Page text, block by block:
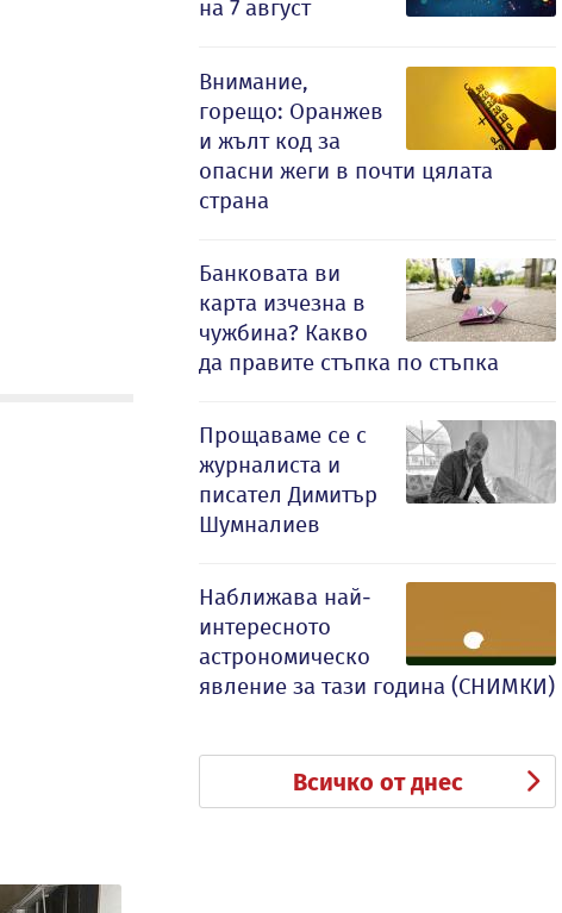
на 7 август
Внимание,
горещо: Оранжев
и жълт код за
опасни жеги в почти цялата
страна
Банковата ви
карта изчезна в
чужбина? Какво
да правите стъпка по стъпка
Прощаваме се с
журналиста и
писател Димитър
Шумналиев
Наближава най-
интересното
астрономическо
явление за тази година (СНИМКИ)
Всичко от днес